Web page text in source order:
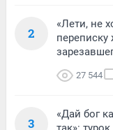
2
«Лети, не
27 544
3
«Дай бог